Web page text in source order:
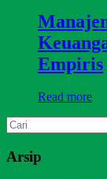
Empiris
Read more
Arsip